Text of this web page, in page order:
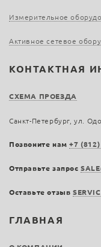
ГЛАВНАЯ
Измерительное
Активное сетевое
КОНТАКТНАЯ
СХЕМА ПРОЕЗДА
Санкт-Петербург, ул.
Позвоните нам+7
Отправьте запрос
Оставьте отзыв